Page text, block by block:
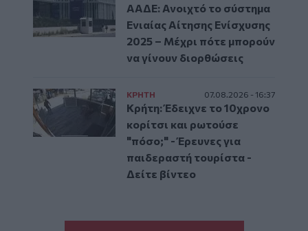
ΑΑΔΕ: Ανοιχτό το σύστημα
Ενιαίας Αίτησης Ενίσχυσης
2025 – Μέχρι πότε μπορούν
να γίνουν διορθώσεις
ΚΡΗΤΗ 07.08.2026 - 16:37
Κρήτη: Έδειχνε το 10χρονο
κορίτσι και ρωτούσε
"πόσο;" - Έρευνες για
παιδεραστή τουρίστα -
Δείτε βίντεο